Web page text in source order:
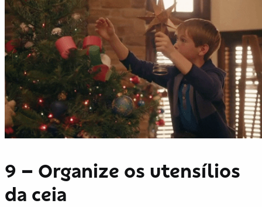
9 – Organize os utensílios
da ceia